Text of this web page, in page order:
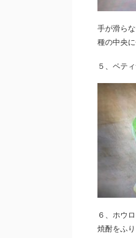
手が滑ら
種の中央
５、ペテ
６、ホウ
焼酎をふ